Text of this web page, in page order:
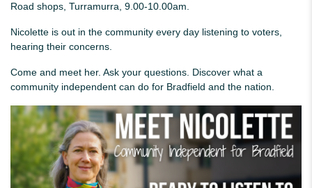
Road shops, Turramurra, 9.00-10.00am.
Nicolette is out in the community every day listening to voters,
hearing their concerns.
Come and meet her. Ask your questions. Discover what a
community independent can do for Bradfield and the nation.